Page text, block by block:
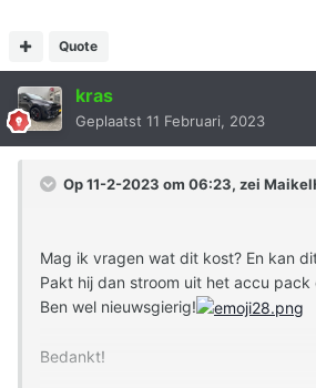
Quote
kras
Geplaatst 11 Februari, 2023
Op 11-2-2023 om 06:23, zei
Mag ik vragen wat dit kost? En kan
Pakt hij dan stroom uit het accu
Ben wel nieuwsgierig!
Bedankt!